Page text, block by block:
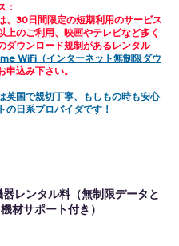
：
、30日間限定の短期利用のサービス
上のご利用、映画やテレビなど多く
ダウンロード規制があるレンタル
WiFi（インターネット無制限ダウ
申込み下さい。
英国で親切丁寧、もしもの時も安心
の日系プロバイダです！
レンタル料（無制限データと
機材サポート付き）